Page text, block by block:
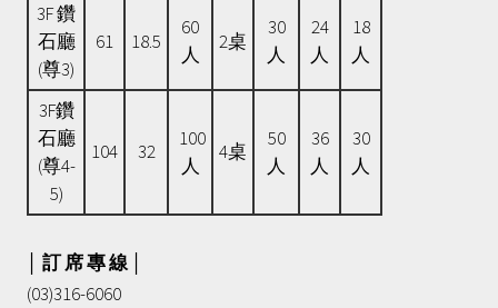
3F 鑽
石廳
(尊3)
61 18.5
60
人
2桌
30
人
24
人
18
人
3F鑽
石廳
(尊4-
5)
104 32
100
人
4桌
50
人
36
人
30
人
│ 訂 席 專 線 │
(03)316-6060